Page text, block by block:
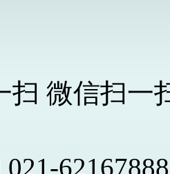
微信扫一
021-62167888